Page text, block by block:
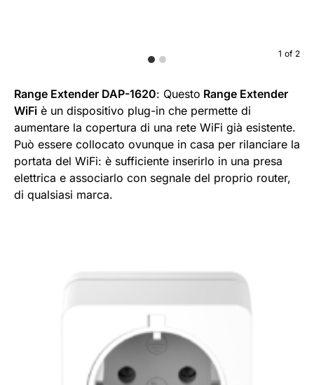
1 of 2
Range Extender DAP-1620: Questo Range Extender
WiFi è un dispositivo plug-in che permette di
aumentare la copertura di una rete WiFi già esistente.
Può essere collocato ovunque in casa per rilanciare la
portata del WiFi: è sufficiente inserirlo in una presa
elettrica e associarlo con segnale del proprio router,
di qualsiasi marca.